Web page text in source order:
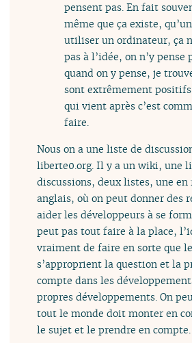
pensent pas. En fait
même que ça existe,
utiliser un ordinateur, ça
pas à l’idée, on n’y pense
quand on y pense, je
sont extrêmement
qui vient après c’est
faire.
Nous on a une liste de
liberte0.org. Il y a un wiki, une
discussions, deux listes, une en
anglais, où on peut donner des
aider les développeurs à se
peut pas tout faire à la place,
vraiment de faire en sorte que
s’approprient la question et la
compte dans les
propres développements. On
tout le monde doit monter en
le sujet et le prendre en compte.